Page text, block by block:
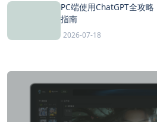
PC端使用ChatGPT全攻
指南
2026-07-18